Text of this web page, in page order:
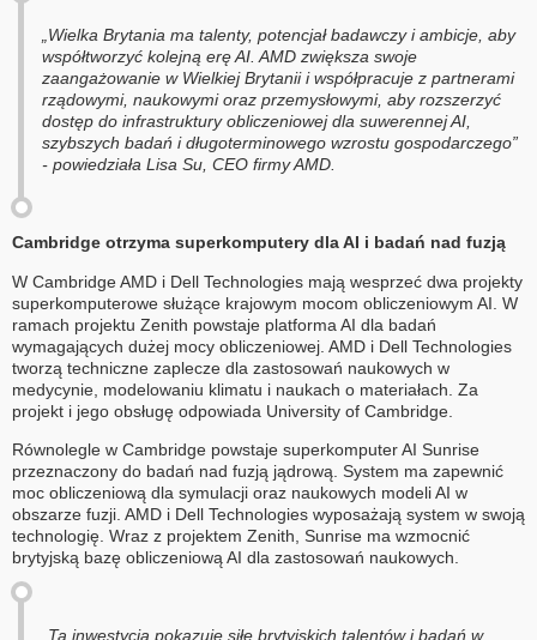
„Wielka Brytania ma talenty, potencjał badawczy i ambicje, aby
współtworzyć kolejną erę AI. AMD zwiększa swoje
zaangażowanie w Wielkiej Brytanii i współpracuje z partnerami
rządowymi, naukowymi oraz przemysłowymi, aby rozszerzyć
dostęp do infrastruktury obliczeniowej dla suwerennej AI,
szybszych badań i długoterminowego wzrostu gospodarczego”
- powiedziała Lisa Su, CEO firmy AMD.
Cambridge otrzyma superkomputery dla AI i badań nad fuzją
W Cambridge AMD i Dell Technologies mają wesprzeć dwa projekty
superkomputerowe służące krajowym mocom obliczeniowym AI. W
ramach projektu Zenith powstaje platforma AI dla badań
wymagających dużej mocy obliczeniowej. AMD i Dell Technologies
tworzą techniczne zaplecze dla zastosowań naukowych w
medycynie, modelowaniu klimatu i naukach o materiałach. Za
projekt i jego obsługę odpowiada University of Cambridge.
Równolegle w Cambridge powstaje superkomputer AI Sunrise
przeznaczony do badań nad fuzją jądrową. System ma zapewnić
moc obliczeniową dla symulacji oraz naukowych modeli AI w
obszarze fuzji. AMD i Dell Technologies wyposażają system w swoją
technologię. Wraz z projektem Zenith, Sunrise ma wzmocnić
brytyjską bazę obliczeniową AI dla zastosowań naukowych.
„Ta inwestycja pokazuje siłę brytyjskich talentów i badań w